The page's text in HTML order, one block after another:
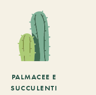
PALMACEE E
SUCCULENTI